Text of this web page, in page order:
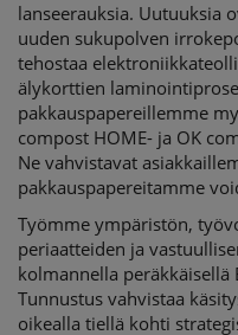
lanseerauksia. Uutuuksia
uuden sukupolven
tehostaa
älykorttien
pakkauspapereillemme
compost HOME- ja OK
Ne vahvistavat
pakkauspapereitamme
Työmme ympäristön,
periaatteiden ja
kolmannella peräkkäisellä
Tunnustus vahvistaa
oikealla tiellä kohti